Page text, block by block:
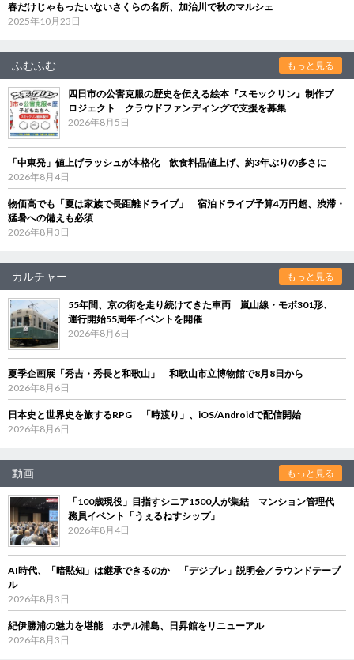
春だけじゃもったいないさくらの名所、加治川で秋のマルシェ
2025年10月23日
ふむふむ もっと見る
四日市の公害克服の歴史を伝える絵本『スモックリン』制作プ
ロジェクト クラウドファンディングで支援を募集
2026年8月5日
「中東発」値上げラッシュが本格化 飲食料品値上げ、約3年ぶりの多さに
2026年8月4日
物価高でも「夏は家族で長距離ドライブ」 宿泊ドライブ予算4万円超、渋滞・
猛暑への備えも必須
2026年8月3日
カルチャー もっと見る
55年間、京の街を走り続けてきた車両 嵐山線・モボ301形、
運行開始55周年イベントを開催
2026年8月6日
夏季企画展「秀吉・秀長と和歌山」 和歌山市立博物館で8月8日から
2026年8月6日
日本史と世界史を旅するRPG 「時渡り」、iOS/Androidで配信開始
2026年8月6日
動画 もっと見る
「100歳現役」目指すシニア1500人が集結 マンション管理代
務員イベント「うぇるねすシップ」
2026年8月4日
AI時代、「暗黙知」は継承できるのか 「デジブレ」説明会／ラウンドテーブ
ル
2026年8月3日
紀伊勝浦の魅力を堪能 ホテル浦島、日昇館をリニューアル
2026年8月3日